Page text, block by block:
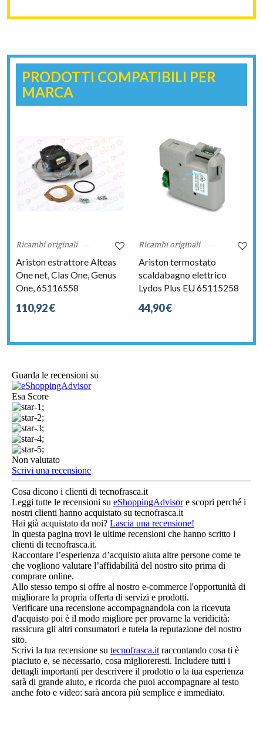
PRODOTTI COMPATIBILI PER
MARCA
Ricambi originali
Ariston estrattore Alteas
One net, Clas One, Genus
One, 65116558
110,92 €
Ricambi originali
Ariston termostato
scaldabagno elettrico
Lydos Plus EU 65115258
44,90 €